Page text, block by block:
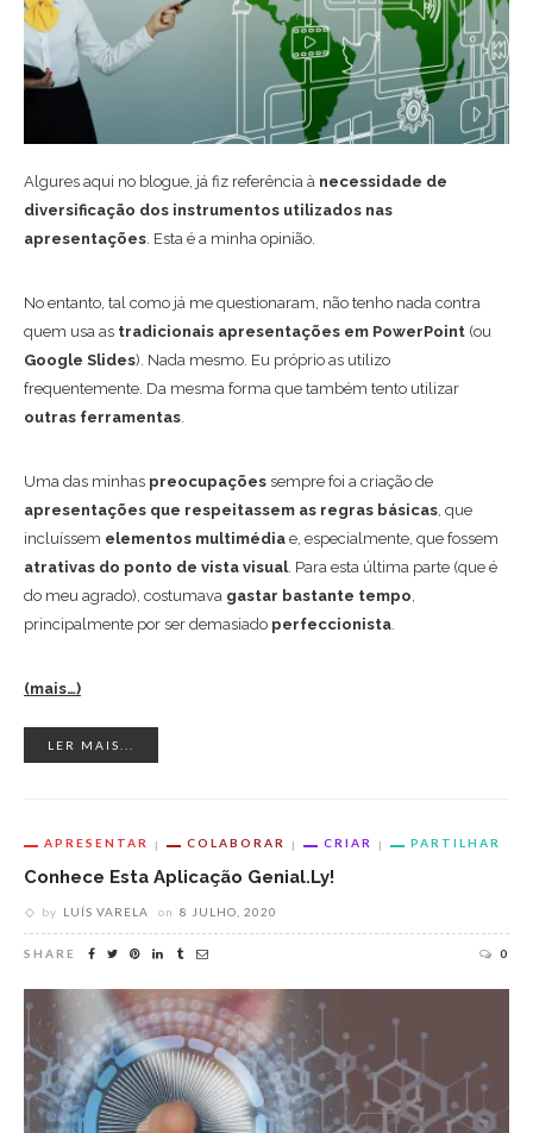
Algures aqui no blogue, já fiz referência à necessidade de
diversificação dos instrumentos utilizados nas
apresentações. Esta é a minha opinião.
No entanto, tal como já me questionaram, não tenho nada contra
quem usa as tradicionais apresentações em PowerPoint (ou
Google Slides). Nada mesmo. Eu próprio as utilizo
frequentemente. Da mesma forma que também tento utilizar
outras ferramentas.
Uma das minhas preocupações sempre foi a criação de
apresentações que respeitassem as regras básicas, que
incluíssem elementos multimédia e, especialmente, que fossem
atrativas do ponto de vista visual. Para esta última parte (que é
do meu agrado), costumava gastar bastante tempo,
principalmente por ser demasiado perfeccionista.
(mais…)
LER MAIS...
APRESENTAR COLABORAR CRIAR PARTILHAR
Conhece Esta Aplicação Genial.ly!
by LUÍS VARELA on 8 JULHO, 2020
SHARE 0